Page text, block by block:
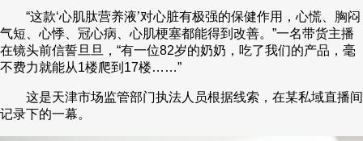
CCTV.节目官网 直播 节目单 栏目 片库 热播榜
“这款‘心肌肽营养液’对心脏有极强的保健作用，心慌、胸闷
气短、心悸、冠心病、心肌梗塞都能得到改善。”一名带货主播
在镜头前信誓旦旦，“有一位82岁的奶奶，吃了我们的产品，毫
不费力就能从1楼爬到17楼……”
这是天津市场监管部门执法人员根据线索，在某私域直播间
记录下的一幕。